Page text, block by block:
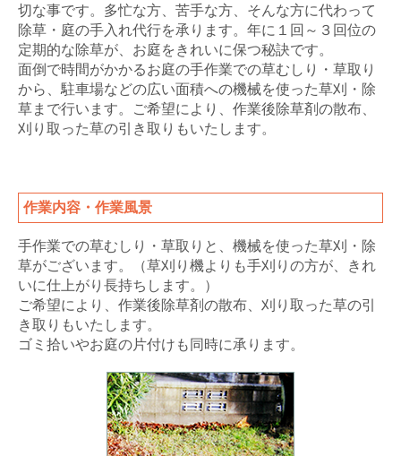
切な事です。多忙な方、苦手な方、そんな方に代わって
除草・庭の手入れ代行を承ります。年に１回～３回位の
定期的な除草が、お庭をきれいに保つ秘訣です。
面倒で時間がかかるお庭の手作業での草むしり・草取り
から、駐車場などの広い面積への機械を使った草刈・除
草まで行います。ご希望により、作業後除草剤の散布、
刈り取った草の引き取りもいたします。
作業内容・作業風景
手作業での草むしり・草取りと、機械を使った草刈・除
草がございます。（草刈り機よりも手刈りの方が、きれ
いに仕上がり長持ちします。）
ご希望により、作業後除草剤の散布、刈り取った草の引
き取りもいたします。
ゴミ拾いやお庭の片付けも同時に承ります。